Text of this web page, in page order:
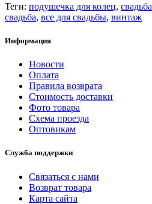
Теги: подушечка для колец, свадьба
свадьба, все для свадьбы, винтаж
Информация
Новости
Оплата
Правила возврата
Стоимость доставки
Фото товара
Схема проезда
Оптовикам
Служба поддержки
Связаться с нами
Возврат товара
Карта сайта